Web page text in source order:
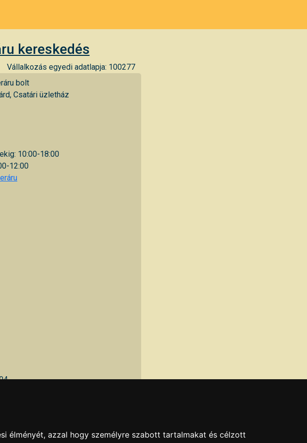
kereskedés
Vállalkozás egyedi adatlapja: 100277
bolt
Csatári üzletház
10:00-18:00
12:00
élményét, azzal hogy személyre szabott tartalmakat és célzott